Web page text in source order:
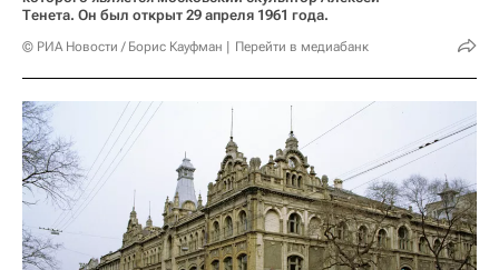
Тенета. Он был открыт 29 апреля 1961 года.
© РИА Новости / Борис Кауфман Перейти в медиабанк